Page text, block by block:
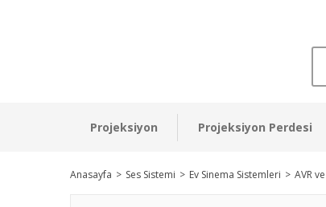
Projeksiyon Projeksiyon Perdesi
Anasayfa Ses Sistemi Ev Sinema Sistemleri AVR